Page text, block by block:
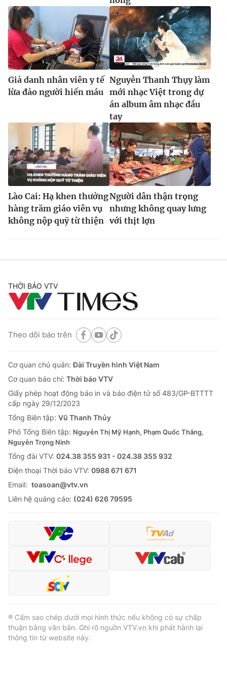
Ðiện thoại Thời báo VTV:024.66 897 897
Email:toasoan@vtv.vn
Liên hệ quảng cáo:024-7300.7108
® Cấm sao chép dưới mọi hình thức nếu không có sự chấp
thuận bằng văn bản. Ghi rõ nguồn VTV.vn khi phát hành lại
thông tin từ website này.
Giả danh nhân viên y tế
lừa đảo người hiến máu
Nguyễn Thanh Thụy làm
mới nhạc Việt trong dự
án album âm nhạc đầu
tay
Lào Cai: Hạ khen thưởng
hàng trăm giáo viên vụ
không nộp quỹ từ thiện
Người dân thận trọng
nhưng không quay lưng
với thịt lợn
THỜI BÁO VTV
Theo dõi báo trên
Cơ quan chủ quản:Đài Truyền hình Việt Nam
Cơ quan báo chí: Thời báo VTV
Giấy phép hoạt động báo in và báo điện tử số 483/GP-BTTTT
cấp ngày 29/12/2023
Tổng Biên tập: Vũ Thanh Thủy
Phó Tổng Biên tập: Nguyễn Thị Mỹ Hạnh, Phạm Quốc Thắng,
Nguyễn Trọng Ninh
Tổng đài VTV: 024.38 355 931 - 024.38 355 932
Ðiện thoại Thời báo VTV: 0988 671 671
Email: toasoan@vtv.vn
Liên hệ quảng cáo: (024) 626 79595
® Cấm sao chép dưới mọi hình thức nếu không có sự chấp
thuận bằng văn bản. Ghi rõ nguồn VTV.vn khi phát hành lại
thông tin từ website này.